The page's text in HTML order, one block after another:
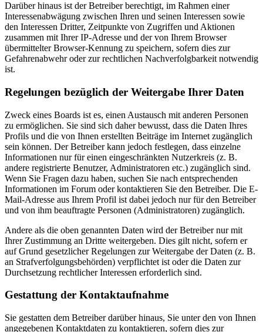
Darüber hinaus ist der Betreiber berechtigt, im Rahmen einer
Interessenabwägung zwischen Ihren und seinen Interessen sowie
den Interessen Dritter, Zeitpunkte von Zugriffen und Aktionen
zusammen mit Ihrer IP-Adresse und der von Ihrem Browser
übermittelter Browser-Kennung zu speichern, sofern dies zur
Gefahrenabwehr oder zur rechtlichen Nachverfolgbarkeit notwendig
ist.
Regelungen bezüglich der Weitergabe Ihrer Daten
Zweck eines Boards ist es, einen Austausch mit anderen Personen
zu ermöglichen. Sie sind sich daher bewusst, dass die Daten Ihres
Profils und die von Ihnen erstellten Beiträge im Internet zugänglich
sein können. Der Betreiber kann jedoch festlegen, dass einzelne
Informationen nur für einen eingeschränkten Nutzerkreis (z. B.
andere registrierte Benutzer, Administratoren etc.) zugänglich sind.
Wenn Sie Fragen dazu haben, suchen Sie nach entsprechenden
Informationen im Forum oder kontaktieren Sie den Betreiber. Die E-
Mail-Adresse aus Ihrem Profil ist dabei jedoch nur für den Betreiber
und von ihm beauftragte Personen (Administratoren) zugänglich.
Andere als die oben genannten Daten wird der Betreiber nur mit
Ihrer Zustimmung an Dritte weitergeben. Dies gilt nicht, sofern er
auf Grund gesetzlicher Regelungen zur Weitergabe der Daten (z. B.
an Strafverfolgungsbehörden) verpflichtet ist oder die Daten zur
Durchsetzung rechtlicher Interessen erforderlich sind.
Gestattung der Kontaktaufnahme
Sie gestatten dem Betreiber darüber hinaus, Sie unter den von Ihnen
angegebenen Kontaktdaten zu kontaktieren, sofern dies zur